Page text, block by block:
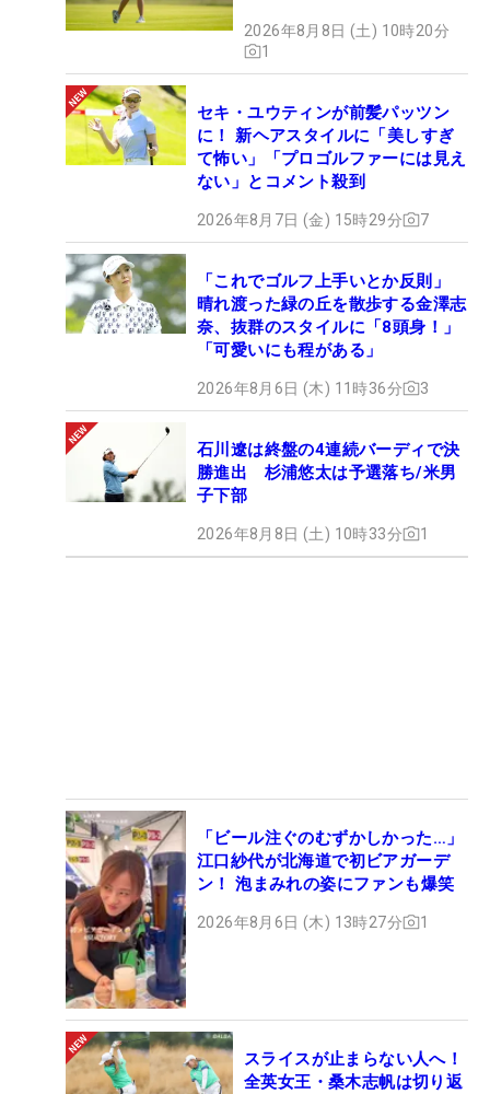
2026年8月8日 (土) 10時20分
1
セキ・ユウティンが前髪パッツン
に！ 新ヘアスタイルに「美しすぎ
て怖い」「プロゴルファーには見え
ない」とコメント殺到
2026年8月7日 (金) 15時29分 7
「これでゴルフ上手いとか反則」
晴れ渡った緑の丘を散歩する金澤志
奈、抜群のスタイルに「8頭身！」
「可愛いにも程がある」
2026年8月6日 (木) 11時36分 3
石川遼は終盤の4連続バーディで決
勝進出 杉浦悠太は予選落ち/米男
子下部
2026年8月8日 (土) 10時33分 1
「ビール注ぐのむずかしかった…」
江口紗代が北海道で初ビアガーデ
ン！ 泡まみれの姿にファンも爆笑
2026年8月6日 (木) 13時27分 1
スライスが止まらない人へ！
全英女王・桑木志帆は切り返